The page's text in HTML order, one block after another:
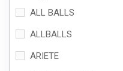
ALL BALLS
ALLBALLS
ARIETE